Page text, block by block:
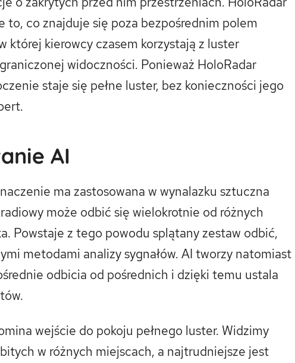
co znajduje się poza bezpośrednim polem
której kierowcy czasem korzystają z luster
widoczności. Ponieważ HoloRadar
staje się pełne luster, bez konieczności jego
AI
ma zastosowana w wynalazku sztuczna
może odbić się wielokrotnie od różnych
Powstaje z tego powodu splątany zestaw odbić,
metodami analizy sygnałów. AI tworzy natomiast
odbicia od pośrednich i dzięki temu ustala
wejście do pokoju pełnego luster. Widzimy
w różnych miejscach, a najtrudniejsze jest